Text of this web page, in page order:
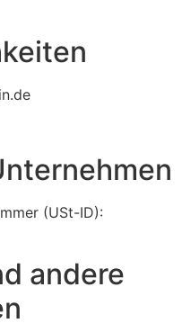
(USt-ID):
andere